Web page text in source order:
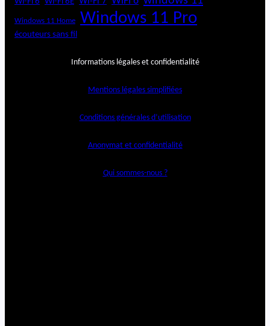
Windows 11 Home Windows 11 Pro
écouteurs sans fil
Informations légales et confidentialité
Mentions légales simplifiées
Conditions générales d’utilisation
Anonymat et confidentialité
Qui sommes-nous ?